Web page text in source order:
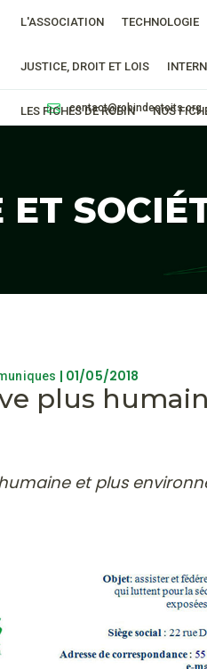
L'ASSOCIATION TECHNOLOGIE
JUSTICE, DROIT ET LOIS
LES FICHES DE ROBIN NOS
contact@robindestoits.org
| 01/05/2018
plus
et plus